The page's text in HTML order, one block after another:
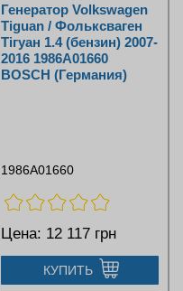
Генератор Volkswagen
Tiguan / Фольксваген
Тігуан 1.4 (бензин) 2007-
2016 1986A01660
BOSCH (Германия)
1986A01660
Цена: 12 117 грн
КУПИТЬ